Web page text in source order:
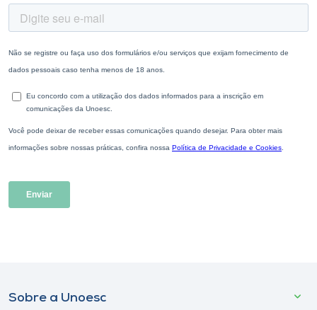
Sobre a Unoesc